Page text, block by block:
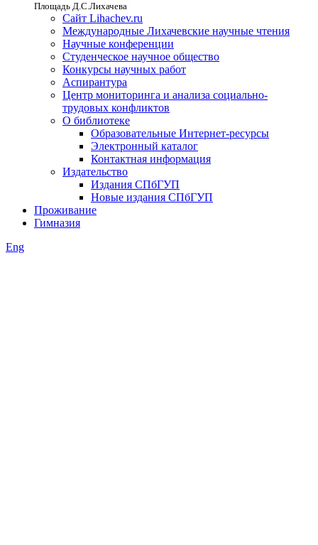
Площадь Д.С.Лихачева
Сайт Lihachev.ru
Международные Лихачевские научные чтения
Научные конференции
Студенческое научное общество
Конкурсы научных работ
Аспирантура
Центр мониторинга и анализа социально-
трудовых конфликтов
О библиотеке
Образовательные Интернет-ресурсы
Электронный каталог
Контактная информация
Издательство
Издания СПбГУП
Новые издания СПбГУП
Проживание
Гимназия
Eng